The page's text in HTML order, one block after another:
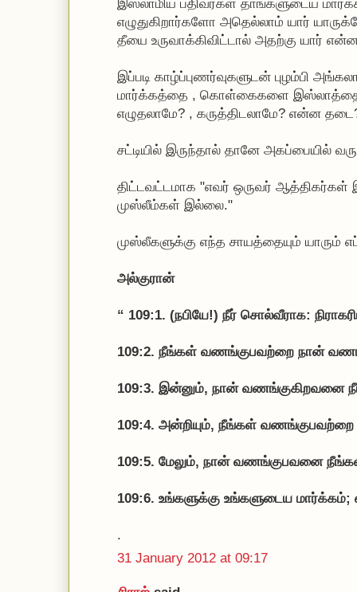
இஸ்லாமிய பதிவர்கள் தாங்களுடைய
எழுதுகிறார்களோ அதெல்லாம் யார்
தீயை உருவாக்கிவிட்டால் அதற்கு யார் என்ன
இப்படி காழ்ப்புணர்வுகளுடன் புழம்பி
மார்க்கத்தை , கொள்கைகளை இஸ்லாத்தை
எழுதலாமே? , கருத்திடலாமே? என்ன
சட்டியில் இருந்தால் தானே அகப்பையில்
திட்டவட்டமாக "எவர் ஒருவர்
முஸ்லீம்கள் இல்லை."
முஸ்லீகளுக்கு எந்த சாயத்தையும் யாரும்
அல்குரான்
“ 109:1. (நபியே!) நீர் சொல்வீராக:
109:2. நீங்கள் வணங்குபவற்றை நான்
109:3. இன்னும், நான் வணங்குகிறவனை
109:4. அன்றியும், நீங்கள்
109:5. மேலும், நான் வணங்குபவனை
109:6. உங்களுக்கு உங்களுடைய
.
31 January 2012 at 09:17